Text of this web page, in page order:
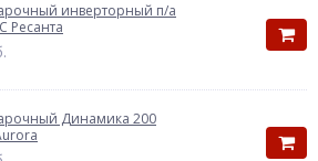
инверторный п/а
Ресанта
Динамика 200